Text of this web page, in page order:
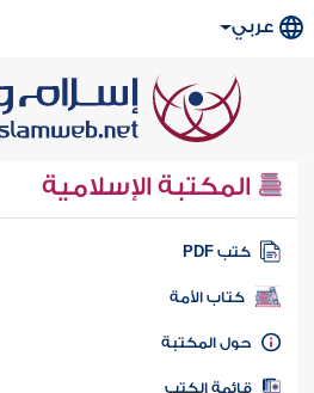
عربي
المكتبة الإسلامية
كتب PDF
كتاب الأمة